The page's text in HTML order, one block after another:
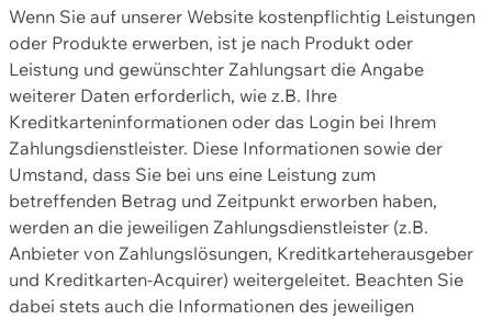
Wenn Sie auf unserer Website kostenpflichtig Leistungen
oder Produkte erwerben, ist je nach Produkt oder
Leistung und gewünschter Zahlungsart die Angabe
weiterer Daten erforderlich, wie z.B. Ihre
Kreditkarteninformationen oder das Login bei Ihrem
Zahlungsdienstleister. Diese Informationen sowie der
Umstand, dass Sie bei uns eine Leistung zum
betreffenden Betrag und Zeitpunkt erworben haben,
werden an die jeweiligen Zahlungsdienstleister (z.B.
Anbieter von Zahlungslösungen, Kreditkarteherausgeber
und Kreditkarten-Acquirer) weitergeleitet. Beachten Sie
dabei stets auch die Informationen des jeweiligen